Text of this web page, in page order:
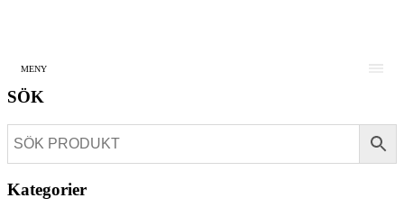
MENY
SÖK
Kategorier